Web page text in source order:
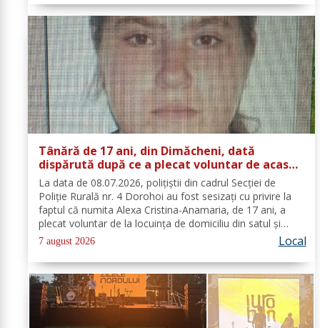
Tânără de 17 ani, din Dimăcheni, dată
dispărută după ce a plecat voluntar de acasă
și nu a mai revenit
La data de 08.07.2026, polițiștii din cadrul Secției de
Poliție Rurală nr. 4 Dorohoi au fost sesizați cu privire la
faptul că numita Alexa Cristina-Anamaria, de 17 ani, a
plecat voluntar de la locuința de domiciliu din satul și
comuna Dimăcheni, județul Botoșani. Semnalmentele
numitei Alexa...
7 august 2026 Local